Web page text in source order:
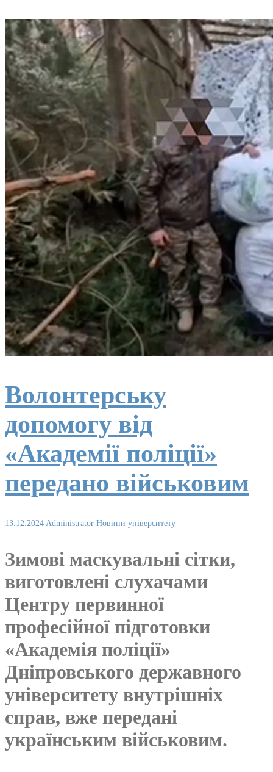
Волонтерську
допомогу від
«Академії поліції»
передано військовим
13.12.2024 Administrator Новини університету
Зимові маскувальні сітки,
виготовлені слухачами
Центру первинної
професійної підготовки
«Академія поліції»
Дніпровського державного
університету внутрішніх
справ, вже передані
українським військовим.